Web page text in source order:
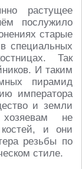
растущее
послужило
старые
специальных
Так
И таким
пирамид
императора
и земли
не
и они
резьбы по
стиле.